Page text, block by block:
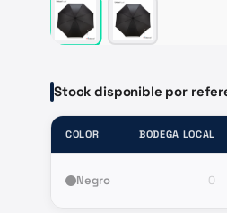
Stock disponible por
COLOR BODEGA LOCAL
Negro 0